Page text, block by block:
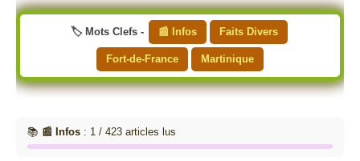
🏷️ Mots Clefs - 📰 Infos Faits Divers
Fort-de-France Martinique
📚 📰 Infos : 1 / 423 articles lus